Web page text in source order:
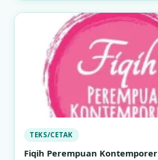
TEKS/CETAK
Fiqih Perempuan Kontemporer